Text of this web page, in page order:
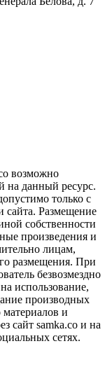
возможно
на данный ресурс.
только с
сайта. Размещение
собственности
произведения и
лицам,
размещения. При
безвозмездно
использование,
производных
и
сайт samka.co и на
сетях.